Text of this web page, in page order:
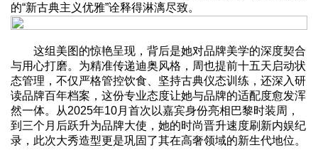
的“新古典主义优雅”诠释得淋漓尽致。
这组美图的惊艳呈现，背后是她对品牌美学的深度契合
与用心打磨。为精准传递迪奥风格，周也提前十五天启动状
态管理，不仅严格管控饮食、坚持古典仪态训练，还深入研
读品牌百年档案，这份专业态度让她与品牌的适配度愈发浑
然一体。从2025年10月首次以嘉宾身份亮相巴黎时装周，
到三个月后跃升为品牌大使，她的时尚晋升速度刷新内娱纪
录，此次大秀造型更是巩固了其在高奢领域的新生代地位。